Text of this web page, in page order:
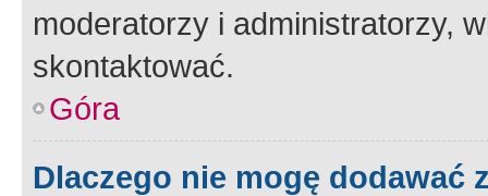
moderatorzy i administratorzy,
skontaktować.
Góra
Dlaczego nie mogę dodawać